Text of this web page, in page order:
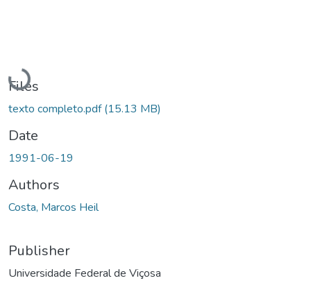
Loading...
Files
texto completo.pdf(15.13 MB)
Date
1991-06-19
Authors
Costa, Marcos Heil
Publisher
Universidade Federal de Viçosa